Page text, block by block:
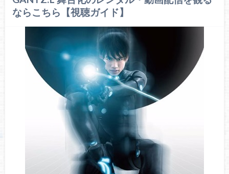
ならこちら【視聴ガイド】